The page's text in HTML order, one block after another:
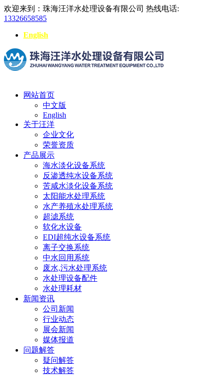
欢迎来到：珠海汪洋水处理设备有限公司 热线电话:
13326658585
English
网站首页
中文版
English
关于汪洋
企业文化
荣誉资质
产品展示
海水淡化设备系统
反渗透纯水设备系统
苦咸水淡化设备系统
太阳能水处理系统
水产养殖水处理系统
超滤系统
软化水设备
EDI超纯水设备系统
离子交换系统
中水回用系统
废水,污水处理系统
水处理设备配件
水处理耗材
新闻资讯
公司新闻
行业动态
展会新闻
媒体报道
问题解答
疑问解答
技术解答